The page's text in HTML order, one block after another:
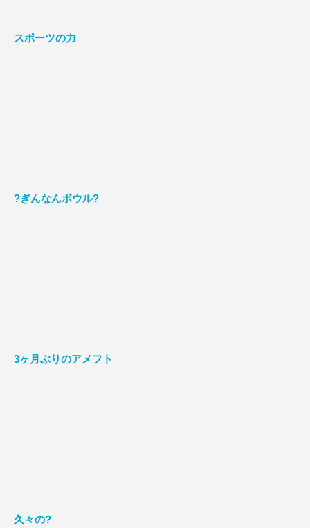
スポーツの力
?ぎんなんボウル?
3ヶ月ぶりのアメフト
久々の?